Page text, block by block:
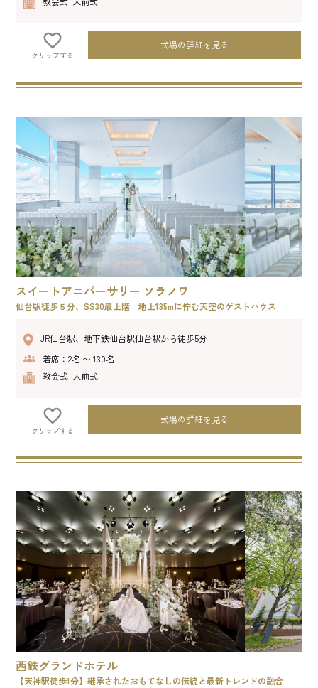
クリップする
式場の詳細を見る
スイートアニバーサリー ソラノワ
仙台駅徒歩５分、SS30最上階 地上135mに佇む天空のゲストハウス
JR仙台駅、地下鉄仙台駅仙台駅から徒歩5分
着席：2名 〜 130名
教会式 人前式
クリップする
式場の詳細を見る
西鉄グランドホテル
【天神駅徒歩1分】継承されたおもてなしの伝統と最新トレンドの融合